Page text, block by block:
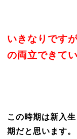
いきなりです
の両立できて
この時期は新入
期だと思います。